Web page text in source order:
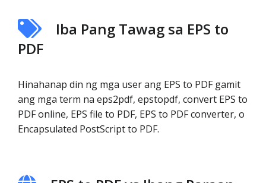
Iba Pang Tawag sa EPS to
PDF
Hinahanap din ng mga user ang EPS to PDF gamit
ang mga term na eps2pdf, epstopdf, convert EPS to
PDF online, EPS file to PDF, EPS to PDF converter, o
Encapsulated PostScript to PDF.